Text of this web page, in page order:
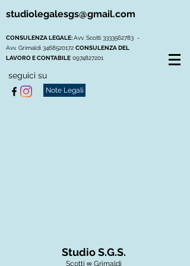
studiolegalesgs@gmail.com
CONSULENZA LEGALE:Avv. Scotti 3333562783 -
Avv. Grimaldi 3468520172 CONSULENZA DEL
LAVORO E CONTABILE 0974827201
seguici su
Note Legali
Studio S.G.S.
Scotti ∞ Grimaldi